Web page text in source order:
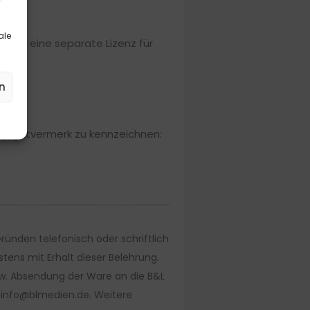
eine separate Lizenz für
zu kennzeichnen:
telefonisch oder schriftlich
mit Erhalt dieser Belehrung.
der Ware an die B&L
Weitere